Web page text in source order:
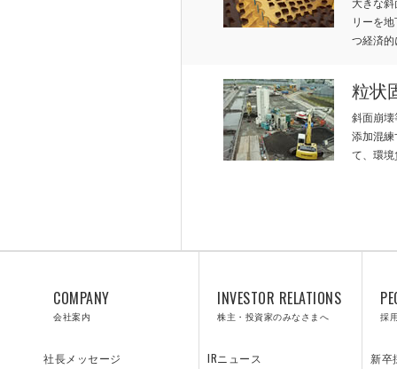
M
ATI
大きな
リーを
つ経済的
粒状
斜面崩壊
添加混練
て、環境
COMPANY
会社案内
社長メッセージ
INVESTOR RELATIONS
株主・投資家のみなさまへ
IRニュース
採
新卒